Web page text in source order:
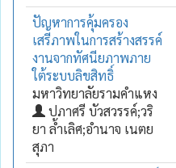
ปัญหาการคุ้มครอง
เสรีภาพในการสร้างสรรค์
งานจากทัศนียภาพภาย
ใต้ระบบลิขสิทธิ์
มหาวิทยาลัยรามคำแหง
ปภาศรี บัวสวรรค์;วริ
ยา ล้ำเลิศ;อำนาจ เนตย
สุภา